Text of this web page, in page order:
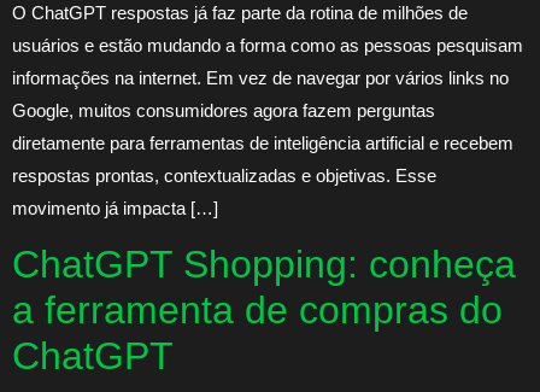
O ChatGPT respostas já faz parte da rotina de milhões de
usuários e estão mudando a forma como as pessoas pesquisam
informações na internet. Em vez de navegar por vários links no
Google, muitos consumidores agora fazem perguntas
diretamente para ferramentas de inteligência artificial e recebem
respostas prontas, contextualizadas e objetivas. Esse
movimento já impacta […]
ChatGPT Shopping: conheça
a ferramenta de compras do
ChatGPT